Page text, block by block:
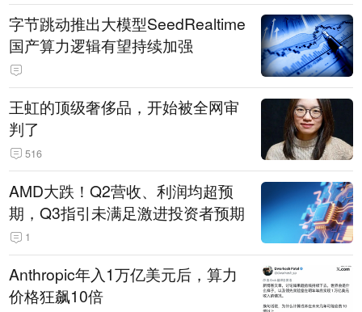
字节跳动推出大模型SeedRealtime
国产算力逻辑有望持续加强
王虹的顶级奢侈品，开始被全网审
判了
516
AMD大跌！Q2营收、利润均超预
期，Q3指引未满足激进投资者预期
1
Anthropic年入1万亿美元后，算力
价格狂飙10倍